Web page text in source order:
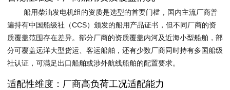
船用柴油发电机组的资质是选型的首要门槛，国内主流厂商普
遍持有中国船级社（CCS）颁发的船用产品证书，但不同厂商的资
质覆盖范围存在差异。部分厂商的资质覆盖内河及近海小型船舶，部
分可覆盖远洋大型货运、客运船舶，还有少数厂商同时持有多国船级
社认证，可满足出口船舶或涉外航线船舶的配置要求。
适配性维度：厂商高负荷工况适配能力